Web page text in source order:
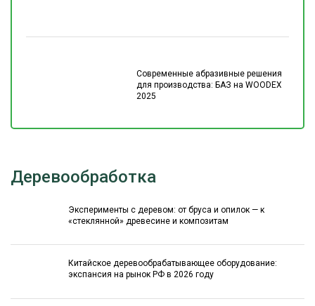
Современные абразивные решения
для производства: БАЗ на WOODEX
2025
Деревообработка
Эксперименты с деревом: от бруса и опилок — к
«стеклянной» древесине и композитам
Китайское деревообрабатывающее оборудование:
экспансия на рынок РФ в 2026 году